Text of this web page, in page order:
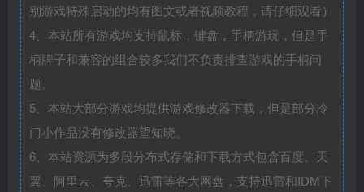
别游戏特殊启动的均有图文或者视频教程，请仔细观看）
4、本站所有游戏均支持鼠标，键盘，手柄游玩，但是手
柄牌子和兼容的组合较多我们不负责排查游戏的手柄问
题。
5、本站大部分游戏均提供游戏修改器下载，但是部分冷
门小作品没有修改器望知晓。
6、本站资源为多段分布式存储和下载方式包含百度、天
翼、阿里云、夸克、迅雷等各大网盘，支持迅雷和IDM下